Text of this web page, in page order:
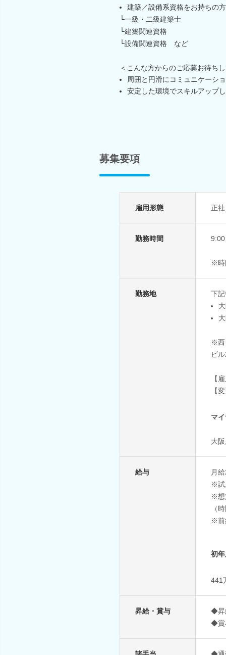
建築／設備系資格をお持ちの方
└一級・二級建築士
└建築関連資格
└設備関連資格 など
＜こんな方からのご応募お待ち
周囲と円滑にコミュニケーシ
安定した環境でスキルアップ
募集要項
雇用形態 正
勤務時間
※時
勤務地
下
※西
ビ
【
【
マ
大
給与
月
※試
※想
（
※前
初
441
昇給・賞与
◆昇
◆賞